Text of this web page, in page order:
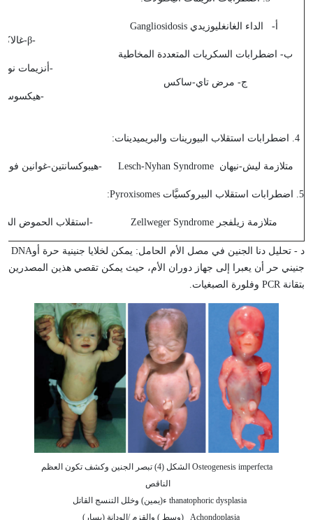
أ‌- الداء الغانغليوزيدي Gangliosidosis
ب‌- اضطرابات السكريات المتعددة المخاطية
ج- مرض تاي-ساكس
-
β
-
-أنزيمات
-هيكسوس
4. اضطرابات استقلاب البيورينات والبريميدينات:
متلازمة ليش-نيهانLesch-Nyhan Syndrome -هيبوكسانتين-غوانين
5. اضطرابات استقلاب البيروكسيَّات Pyroxisomes
:
متلازمة زيلفجر Zellweger Syndrome -استقلاب الحموض
د - تحليل دنا الجنين في مصل الأم الحامل: يمكن لخلايا جنينية حرة أوDNA
جنيني حر أن يعبرا إلى جهاز دوران الأم، حيث يمكن تقصي هذين المصدرين
بتقانة PCR وفلورة الصبغيات.
Osteogenesis imperfecta الشكل (4) تبصر الجنين وكشف تكون العظم
الناقص
thanatophoric dysplasia ء(يمين) وخلل التنسج القاتل
Achondoplasia (وسط ) والقزم /الودانة (يسار)